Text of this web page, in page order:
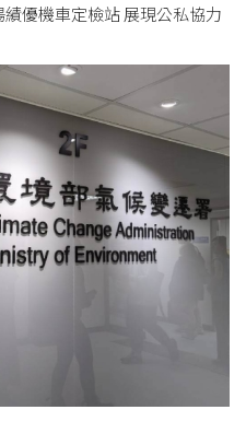
優機車定檢站 展現公私協力